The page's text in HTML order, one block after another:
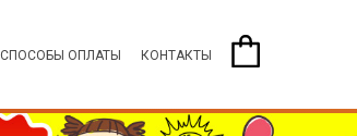
СПОСОБЫ ОПЛАТЫ КОНТАКТЫ